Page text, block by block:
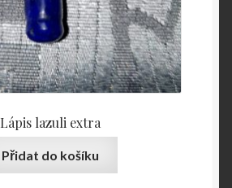
Lápis lazuli extra
Přidat do košíku